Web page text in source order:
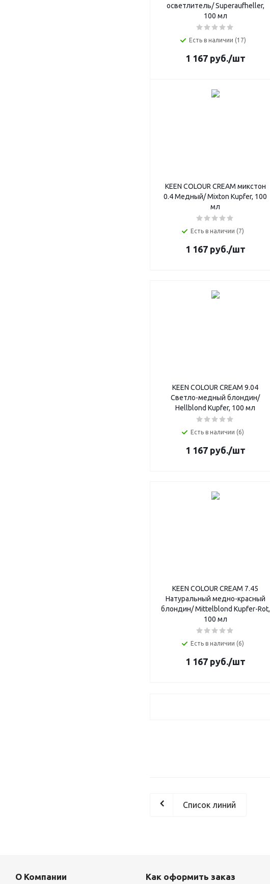
осветлитель/ Superaufheller,
100 мл
Есть в наличии (17)
1 167руб./шт
KEEN COLOUR CREAM микстон
0.4 Медный/ Mixton Kupfer, 100
мл
Есть в наличии (7)
1 167руб./шт
KEEN COLOUR CREAM 9.04
Светло-медный блондин/
Hellblond Kupfer, 100 мл
Есть в наличии (6)
1 167руб./шт
KEEN COLOUR CREAM 7.45
Натуральный медно-красный
блондин/ Mittelblond Kupfer-Rot,
100 мл
Есть в наличии (6)
1 167руб./шт
Список линий
О Компании Как оформить заказ